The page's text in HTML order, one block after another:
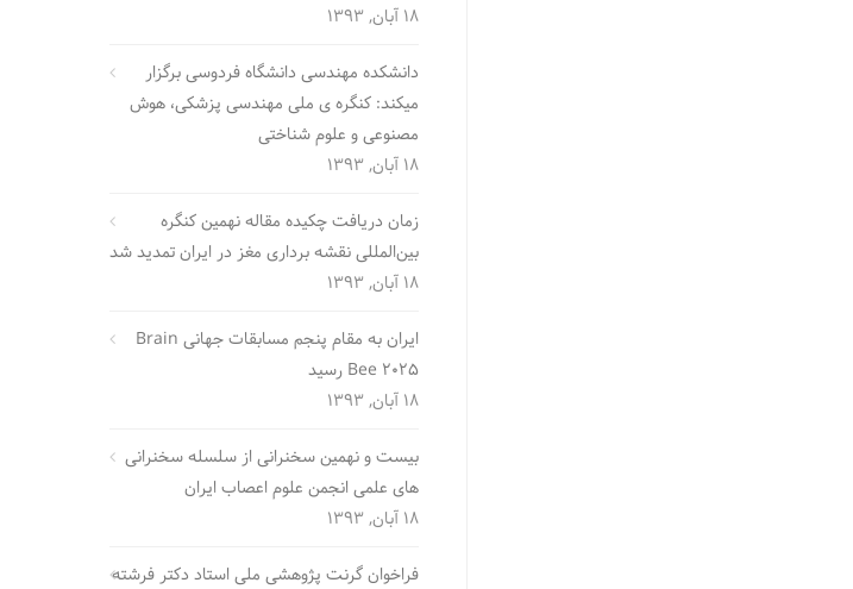
18 آبان, 1393
دانشکده مهندسی دانشگاه فردوسی برگزار
میکند: کنگره ی ملی مهندسی پزشکی، هوش
مصنوعی و علوم شناختی
18 آبان, 1393
زمان دریافت چکیده مقاله نهمین کنگره
بین‌المللی نقشه برداری مغز در ایران تمدید شد
18 آبان, 1393
ایران به مقام پنجم مسابقات جهانی Brain
Bee 2025 رسید
18 آبان, 1393
بیست و نهمین سخنرانی از سلسله سخنرانی
های علمی انجمن علوم اعصاب ایران
18 آبان, 1393
فراخوان گرنت پژوهشی ملی استاد دکتر فرشته